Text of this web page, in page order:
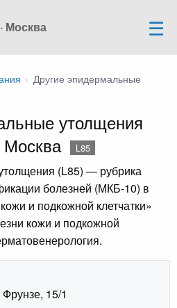
· Москва
› Другие эпидермальные
утолщения
L85
(L85) — рубрика
болезней (МКБ-10) в
и подкожной клетчатки»
кожи и подкожной
15/1